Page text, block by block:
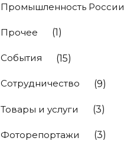
Промышленность России
Прочее (1)
События (15)
Сотрудничество (9)
Товары и услуги (3)
Фоторепортажи (3)